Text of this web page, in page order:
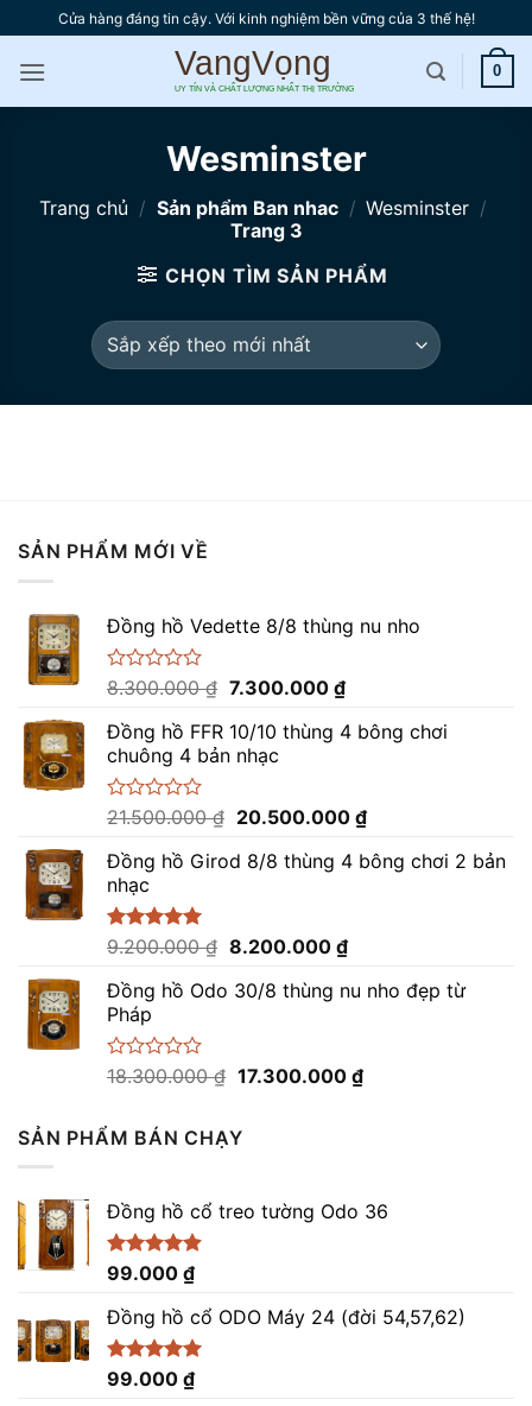
qua
nội
dung
Cửa hàng đáng tin cậy. Với kinh nghiệm bền vững của 3 thế hệ!
0
Wesminster
Trang chủ / Sản phẩm Ban nhac / Wesminster /
Trang 3
CHỌN TÌM SẢN PHẨM
SẢN PHẨM MỚI VỀ
Đồng hồ Vedette 8/8 thùng nu nho
Được
hạng
0
5
sao
8.300.000₫ Giá
là:
8.300.000 ₫.
7.300.000 ₫Giá
tại
Đồng hồ FFR 10/10 thùng 4 bông chơi
chuông 4 bản nhạc
Được
hạng
0
5
sao
21.500.000₫ Giá
là:
20.500.000 ₫Giá
tại
Đồng hồ Girod 8/8 thùng 4 bông chơi 2 bản
nhạc
Được xếp
5 sao
9.200.000₫ Giá
là:
8.200.000 ₫Giá
tại
Đồng hồ Odo 30/8 thùng nu nho đẹp từ
Pháp
Được
0
5
18.300.000₫ Giá
18.300.000 ₫.
17.300.000 ₫Giá
SẢN PHẨM BÁN CHẠY
Đồng hồ cổ treo tường Odo 36
Được xếp
4.86
5 sao
99.000 ₫
Đồng hồ cổ ODO Máy 24 (đời 54,57,62)
Được xếp
5.00
99.000 ₫